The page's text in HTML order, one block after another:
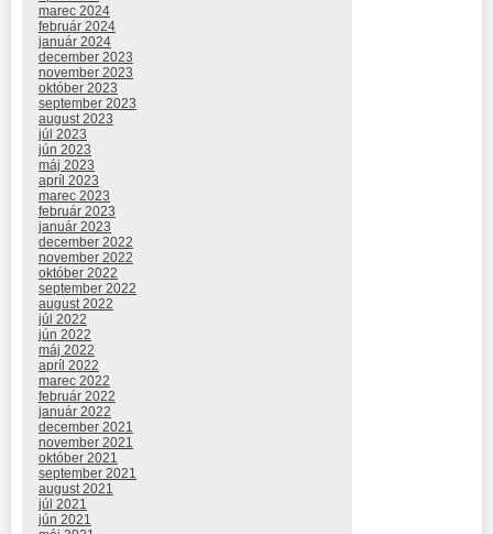
marec 2024
február 2024
január 2024
december 2023
november 2023
október 2023
september 2023
august 2023
júl 2023
jún 2023
máj 2023
apríl 2023
marec 2023
február 2023
január 2023
december 2022
november 2022
október 2022
september 2022
august 2022
júl 2022
jún 2022
máj 2022
apríl 2022
marec 2022
február 2022
január 2022
december 2021
november 2021
október 2021
september 2021
august 2021
júl 2021
jún 2021